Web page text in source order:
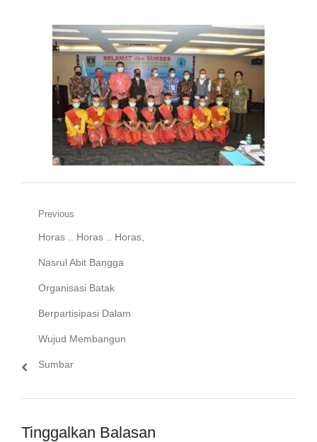
Navigasi
pos
Previous
Previous
post:
Horas .. Horas .. Horas,
Nasrul Abit Bangga
Organisasi Batak
Berpartisipasi Dalam
Wujud Membangun
Sumbar
Tinggalkan Balasan